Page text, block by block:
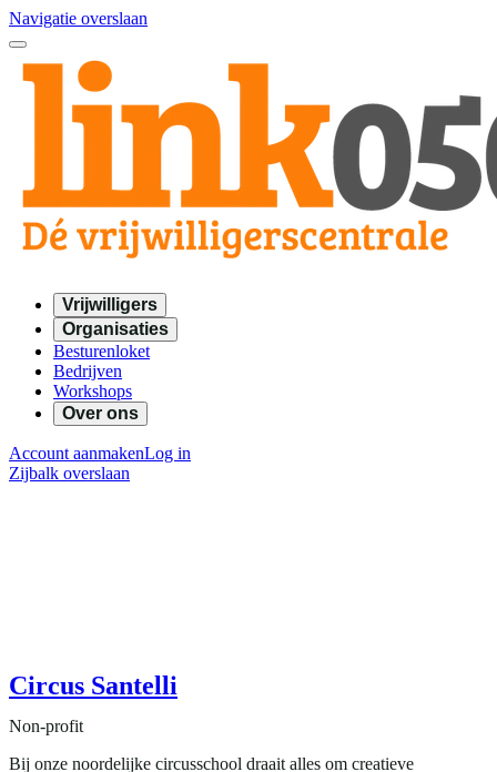
Navigatie overslaan
Vrijwilligers
Organisaties
Besturenloket
Bedrijven
Workshops
Over ons
Account aanmakenLog in
Zijbalk overslaan
Circus Santelli
Non-profit
Bij onze noordelijke circusschool draait alles om creatieve